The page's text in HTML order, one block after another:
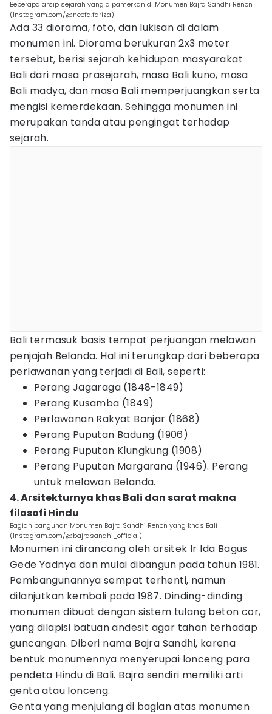
Beberapa arsip sejarah yang dipamerkan di Monumen Bajra Sandhi Renon
(Instagram.com/@neefa.fariza)
Ada 33 diorama, foto, dan lukisan di dalam
monumen ini. Diorama berukuran 2x3 meter
tersebut, berisi sejarah kehidupan masyarakat
Bali dari masa prasejarah, masa Bali kuno, masa
Bali madya, dan masa Bali memperjuangkan serta
mengisi kemerdekaan. Sehingga monumen ini
merupakan tanda atau pengingat terhadap
sejarah.
Bali termasuk basis tempat perjuangan melawan
penjajah Belanda. Hal ini terungkap dari beberapa
perlawanan yang terjadi di Bali, seperti:
Perang Jagaraga (1848-1849)
Perang Kusamba (1849)
Perlawanan Rakyat Banjar (1868)
Perang Puputan Badung (1906)
Perang Puputan Klungkung (1908)
Perang Puputan Margarana (1946). Perang
untuk melawan Belanda.
4. Arsitekturnya khas Bali dan sarat makna
filosofi Hindu
Bagian bangunan Monumen Bajra Sandhi Renon yang khas Bali
(Instagram.com/@bajrasandhi_official)
Monumen ini dirancang oleh arsitek Ir Ida Bagus
Gede Yadnya dan mulai dibangun pada tahun 1981.
Pembangunannya sempat terhenti, namun
dilanjutkan kembali pada 1987. Dinding-dinding
monumen dibuat dengan sistem tulang beton cor,
yang dilapisi batuan andesit agar tahan terhadap
guncangan. Diberi nama Bajra Sandhi, karena
bentuk monumennya menyerupai lonceng para
pendeta Hindu di Bali. Bajra sendiri memiliki arti
genta atau lonceng.
Genta yang menjulang di bagian atas monumen